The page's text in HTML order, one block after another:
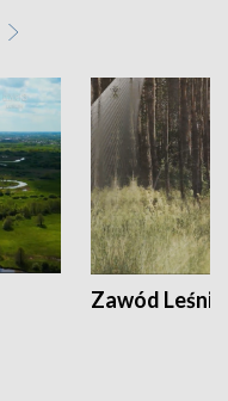
Zawód Leśnik